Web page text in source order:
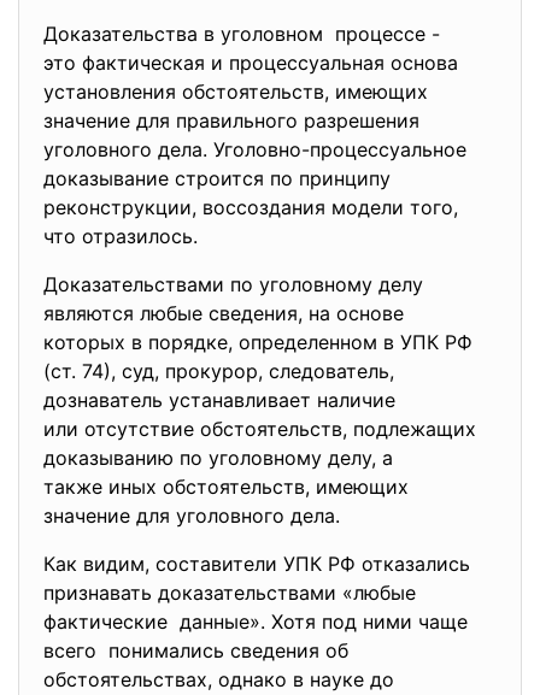
Доказательства в уголовном процессе -
это фактическая и процессуальная основа
установления обстоятельств, имеющих
значение для правильного разрешения
уголовного дела. Уголовно-процессуальное
доказывание строится по принципу
реконструкции, воссоздания модели того,
что отразилось.
Доказательствами по уголовному делу
являются любые сведения, на основе
которых в порядке, определенном в УПК РФ
(ст. 74), суд, прокурор, следователь,
дознаватель устанавливает наличие
или отсутствие обстоятельств, подлежащих
доказыванию по уголовному делу, а
также иных обстоятельств, имеющих
значение для уголовного дела.
Как видим, составители УПК РФ отказались
признавать доказательствами «любые
фактические данные». Хотя под ними чаще
всего понимались сведения об
обстоятельствах, однако в науке до